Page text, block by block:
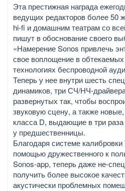
Эта престижная награда
ведущих редакторов более 50
hi-fi и домашним театрам со
пишут в обоснование своего
«Намерение Sonos привлечь
свое воплощение в
технологиях беспроводной
Теперь у нее внутри шесть
динамиков, три СЧ/НЧ-
развернутых так, чтобы
звуковую сцену, а также
класса D, выдающие в три
у предшественницы.
Благодаря системе
помощью дружественного к
Sonos-app, теперь даже не-
получить более высокое
акустически проблемных